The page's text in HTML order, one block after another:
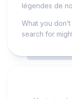
légendes de
What you
search for